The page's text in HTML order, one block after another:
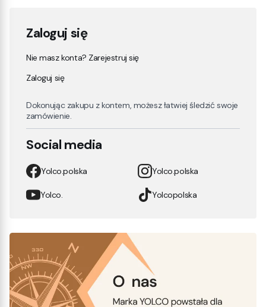
Zaloguj się
Nie masz konta? Zarejestruj się
Zaloguj się
Dokonując zakupu z kontem, możesz łatwiej śledzić swoje
zamówienie.
Social media
Yolco.polska Yolco.polska
Yolco. Yolcopolska